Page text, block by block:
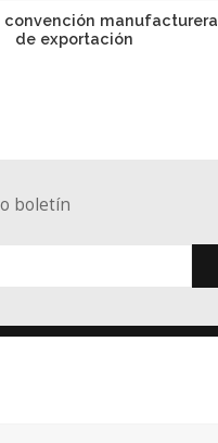
convención manufacturera
de exportación
boletín